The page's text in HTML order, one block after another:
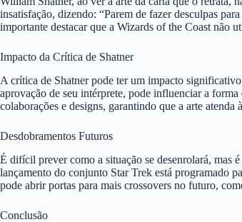
insatisfação, dizendo: “Parem de fazer desculpas
importante destacar que a Wizards of the Coast não
Impacto da Crítica de Shatner
A crítica de Shatner pode ter um impacto
aprovação de seu intérprete, pode influenciar a
colaborações e designs, garantindo que a arte atenda
Desdobramentos Futuros
É difícil prever como a situação se desenrolará, mas
lançamento do conjunto Star Trek está programado
pode abrir portas para mais crossovers no futuro,
Conclusão